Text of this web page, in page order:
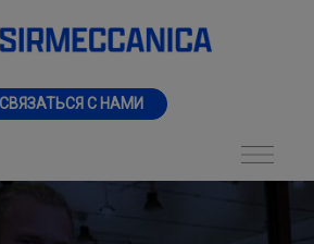
CВЯЗАТЬСЯ С НАМИ
SIR MECCANICA
СТАНКИ
- Sir